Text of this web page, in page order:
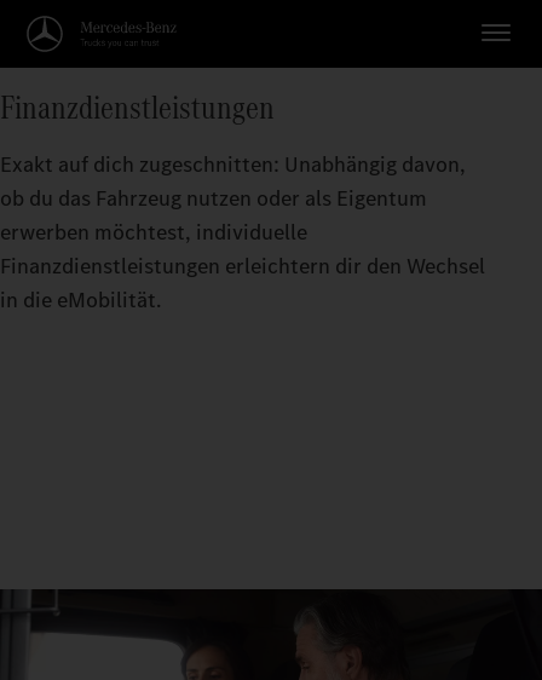
Finanzdienstleistungen
Exakt auf dich zugeschnitten: Unabhängig davon,
ob du das Fahrzeug nutzen oder als Eigentum
erwerben möchtest, individuelle
Finanzdienstleistungen erleichtern dir den Wechsel
in die eMobilität.